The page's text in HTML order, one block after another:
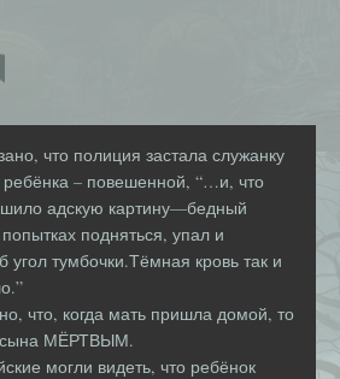
что полиция застала служанку
ребёнка – повешенной, “…и, что
адскую картину—бедный
подняться, упал и
угол тумбочки.Тёмная кровь так и
что, когда мать пришла домой, то
сына МЁРТВЫМ.
могли видеть, что ребёнок